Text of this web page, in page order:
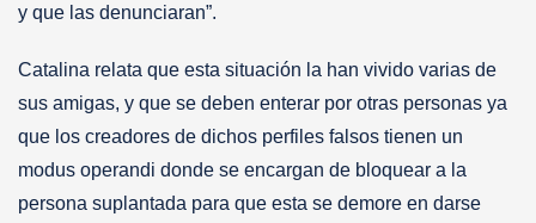
y que las denunciaran”.
Catalina relata que esta situación la han vivido varias de
sus amigas, y que se deben enterar por otras personas ya
que los creadores de dichos perfiles falsos tienen un
modus operandi donde se encargan de bloquear a la
persona suplantada para que esta se demore en darse